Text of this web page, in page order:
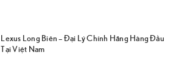
Lexus Long Biên – Đại Lý Chính Hãng Hàng Đầu
Tại Việt Nam